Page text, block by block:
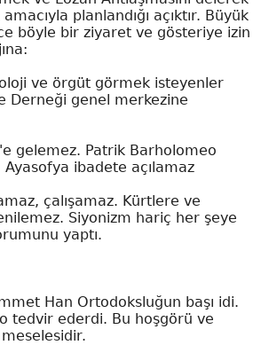
planlandığı açıktır. Büyük
böyle bir ziyaret ve gösteriye izin
ve örgüt görmek isteyenler
Derneği genel merkezine
gelemez. Patrik Barholomeo
ibadete açılamaz
çalışamaz. Kürtlere ve
Siyonizm hariç her şeye
yaptı.
Han Ortodoksluğun başı idi.
tedvir ederdi. Bu hoşgörü ve